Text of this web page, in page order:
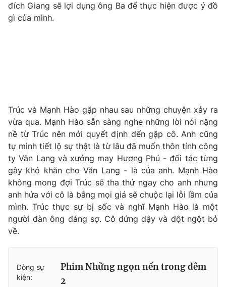
THỜI BÁO VTV
Cơ quan báo chí: Thời báo VTV
Giấy phép hoạt động báo in và báo điện tử số 483/GP-BTTTT
cấp ngày 29/12/2023
Tổng Biên tập:Vũ Thanh Thủy
Phó Tổng Biên tập:Nguyễn Thị Mỹ Hạnh, Phạm Quốc Thắng,
Nguyễn Trọng Ninh
Tổng đài VTV: 024.38 355 931 - 024.38 355 932
Ðiện thoại Thời báo VTV:024.66 897 897
Email:
toasoan@vtv.vn
Liên hệ quảng cáo:
024-7300.7108
đích Giang sẽ lợi dụng ông Ba để thực hiện được ý đồ
gì của mình.
Trúc và Mạnh Hào gặp nhau sau những chuyện xảy ra
vừa qua. Mạnh Hào sẵn sàng nghe những lời nói nặng
nề từ Trúc nên mới quyết định đến gặp cô. Anh cũng
tự mình tiết lộ sự thật là từ lâu đã muốn thôn tính công
ty Văn Lang và xưởng may Hương Phú - đối tác từng
gây khó khăn cho Văn Lang - là của anh. Mạnh Hào
không mong đợi Trúc sẽ tha thứ ngay cho anh nhưng
anh hứa với cô là bằng mọi giá sẽ chuộc lại lỗi lầm của
mình. Trúc thực sự bị sốc và nghĩ Mạnh Hào là một
người đàn ông đáng sợ. Cô đứng dậy và đột ngột bỏ
về.
Dòng sự
kiện:
Phim Những ngọn nến trong đêm
2